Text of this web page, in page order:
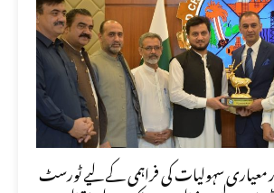
معیاری سہولیات کی فراہمی کے لیے ٹورسٹ